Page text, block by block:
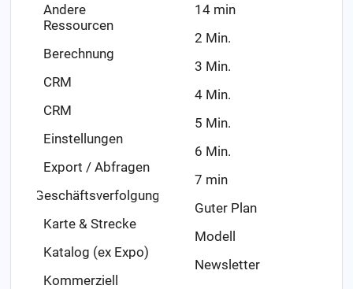
Andere
Ressourcen
Berechnung
CRM
CRM
Einstellungen
Export / Abfragen
Geschäftsverfolgung
Karte & Strecke
Katalog (ex Expo)
Kommerziell
14 min
2 Min.
3 Min.
4 Min.
5 Min.
6 Min.
7 min
Guter Plan
Modell
Newsletter